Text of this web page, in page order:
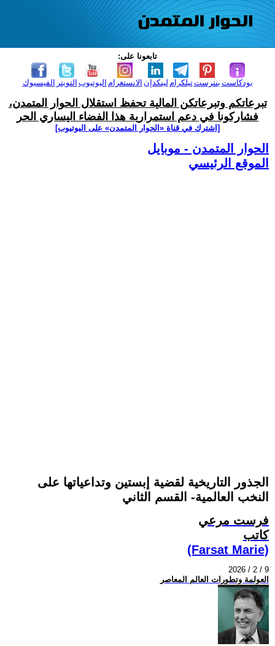
تابعونا على:
الفيسبوك التويتر اليوتيوب الانستغرام لينكدإن تيلكرامبنترست بودكاست
تبرعاتكم وتبرعاتكن المالية تحفظ استقلال الحوار المتمدن،
فشاركونا في دعم استمرارية هذا الفضاء اليساري الحر
[اشترك في قناة ‫«الحوار المتمدن» على اليوتيوب]
الحوار المتمدن - موبايل
الموقع الرئيسي
الجذور التاريخية لقضية إبستين وتداعياتها على
النخب العالمية- القسم الثاني
فرست مرعي
كاتب
(Farsat Marie)
2026 / 2 / 9
العولمة وتطورات العالم المعاصر